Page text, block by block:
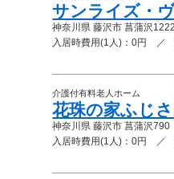
サンライズ・
神奈川県 藤沢市 菖蒲沢
入居時費用(1人)：0円 ／
介護付有料老人ホーム
花珠の家ふじ
神奈川県 藤沢市 菖蒲沢
入居時費用(1人)：0円 ／